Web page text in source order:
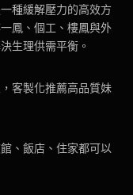
種緩解壓力的高效方
鳳、個工、樓鳳與外
生理供需平衡。
客製化推薦高品質妹
、飯店、住家都可以